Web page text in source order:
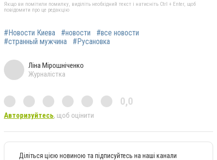
Якщо ви помітили помилку, виділіть необхідний текст і натисніть Ctrl + Enter, щоб
повідомити про це редакцію
#Новости Киева #новости
#все новости
#странный мужчина
#Русановка
Ліна Мірошніченко
Журналістка
0,0
Авторизуйтесь, щоб оцінити
Діліться цією новиною та підписуйтесь на наші канали